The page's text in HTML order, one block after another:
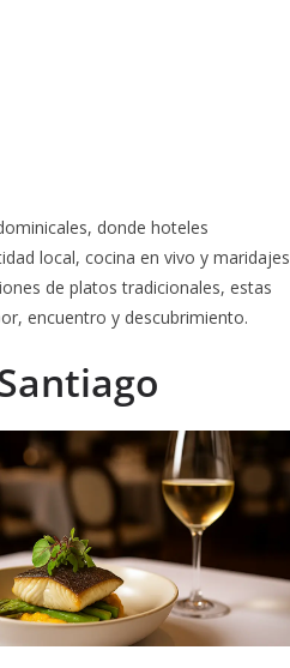
donde hoteles
local, cocina en vivo y maridajes
de platos tradicionales, estas
encuentro y descubrimiento.